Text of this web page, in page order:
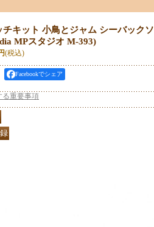
チキット 小鳥とジャム シーバックソ
MPスタジオ M-393)
(税込)
Facebookでシェア
る重要事項